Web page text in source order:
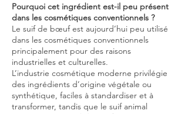
Pourquoi cet ingrédient est-il peu présent
dans les cosmétiques conventionnels ?
Le suif de bœuf est aujourd’hui peu utilisé
dans les cosmétiques conventionnels
principalement pour des raisons
industrielles et culturelles.
L’industrie cosmétique moderne privilégie
des ingrédients d’origine végétale ou
synthétique, faciles à standardiser et à
transformer, tandis que le suif animal